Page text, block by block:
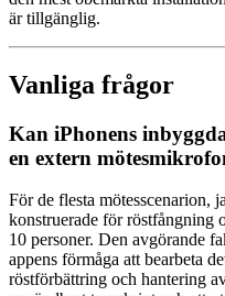
är tillgänglig.
Vanliga frågor
Kan iPhonens
en extern
För de flesta mötesscenarion,
konstruerade för röstfångning
10 personer. Den avgörande
appens förmåga att bearbeta
röstförbättring och hantering